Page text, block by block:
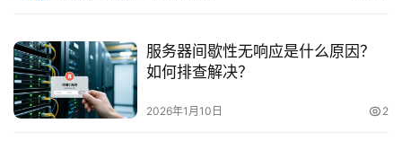
服务器间歇性无响应是什么原因？
如何排查解决？
2026年1月10日 2